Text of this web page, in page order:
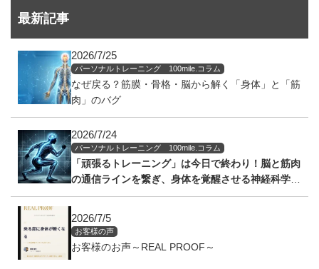
最新記事
2026/7/25
パーソナルトレーニング 100mile.コラム
なぜ戻る？筋膜・骨格・脳から解く「身体」と「筋
肉」のバグ
2026/7/24
パーソナルトレーニング 100mile.コラム
「頑張るトレーニング」は今日で終わり！脳と筋肉
の通信ラインを繋ぎ、身体を覚醒させる神経科学の
アプローチ
2026/7/5
お客様の声
お客様のお声～REAL PROOF～